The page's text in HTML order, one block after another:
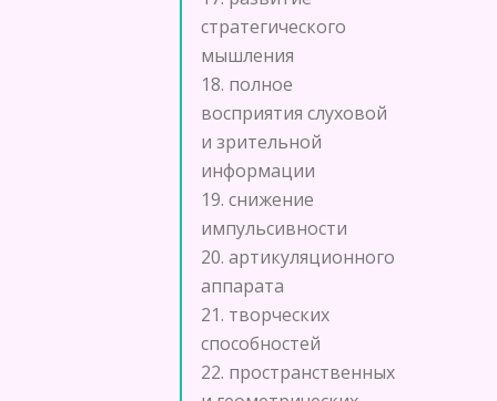
стратегического
мышления
18. полное
восприятия слуховой
и зрительной
информации
19. снижение
импульсивности
20. артикуляционного
аппарата
21. творческих
способностей
22. пространственных